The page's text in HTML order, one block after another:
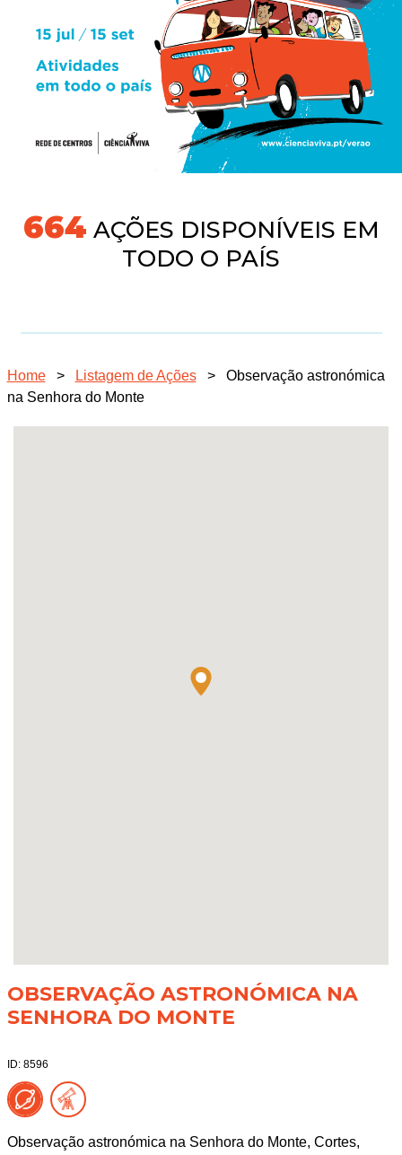
704 AÇÕES DISPONÍVEIS EM
TODO O PAÍS
Home > Listagem de Ações >
Observação astronómica
na Senhora do Monte
OBSERVAÇÃO ASTRONÓMICA NA
SENHORA DO MONTE
ID: 8596
Observação astronómica na Senhora do Monte, Cortes,